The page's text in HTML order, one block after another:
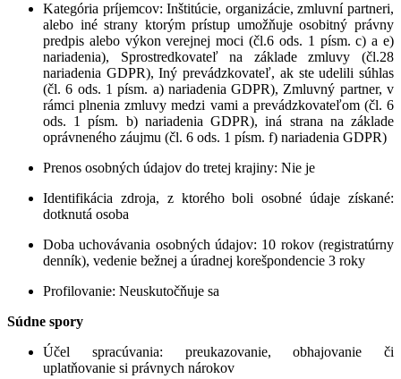
Kategória príjemcov: Inštitúcie, organizácie, zmluvní partneri,
alebo iné strany ktorým prístup umožňuje osobitný právny
predpis alebo výkon verejnej moci (čl.6 ods. 1 písm. c) a e)
nariadenia), Sprostredkovateľ na základe zmluvy (čl.28
nariadenia GDPR), Iný prevádzkovateľ, ak ste udelili súhlas
(čl. 6 ods. 1 písm. a) nariadenia GDPR), Zmluvný partner, v
rámci plnenia zmluvy medzi vami a prevádzkovateľom (čl. 6
ods. 1 písm. b) nariadenia GDPR), iná strana na základe
oprávneného záujmu (čl. 6 ods. 1 písm. f) nariadenia GDPR)
Prenos osobných údajov do tretej krajiny: Nie je
Identifikácia zdroja, z ktorého boli osobné údaje získané:
dotknutá osoba
Doba uchovávania osobných údajov: 10 rokov (registratúrny
denník), vedenie bežnej a úradnej korešpondencie 3 roky
Profilovanie: Neuskutočňuje sa
Súdne spory
Účel spracúvania: preukazovanie, obhajovanie či
uplatňovanie si právnych nárokov